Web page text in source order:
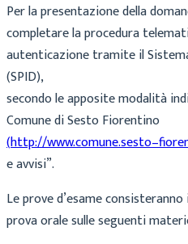
Per la presentazione della
completare la procedura
autenticazionetramiteil
(SPID),
secondoleapposite modalità
Comune di Sesto Fiorentino
(http://www.comune.sesto–
e avvisi”.
Le prove d’esame consisteranno
prova oralesulle seguenti